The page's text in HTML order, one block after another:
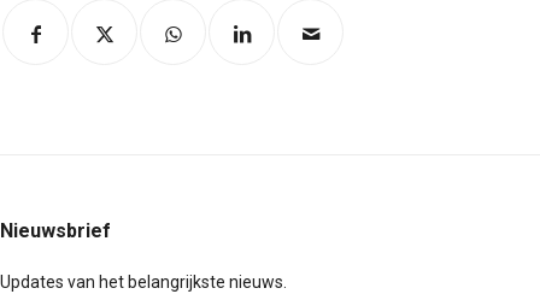
Nieuwsbrief
Updates van het belangrijkste nieuws.